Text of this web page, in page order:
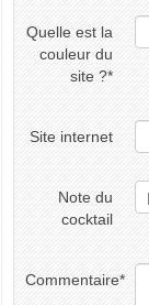
Quelle est la
couleur du
site ?*
Site internet
Note du
cocktail
Commentaire*